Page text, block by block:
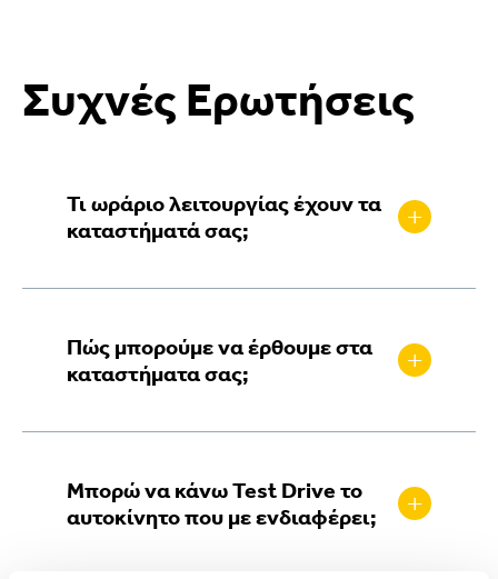
Συχνές Ερωτήσεις
Τι ωράριο λειτουργίας έχουν τα
καταστήματά σας;
+
09:00 – 16:00 Τα Συνεργεία μας
λειτουργούν καθημερινά 08:00 – 18:00
Πώς μπορούμε να έρθουμε στα
καταστήματα σας;
+
το βοήθεια της εφαρμογής GoogleMap
θα λάβετε αναλυτικές οδηγίες
Μπορώ να κάνω Test Drive το
αυτοκίνητο που με ενδιαφέρει;
+